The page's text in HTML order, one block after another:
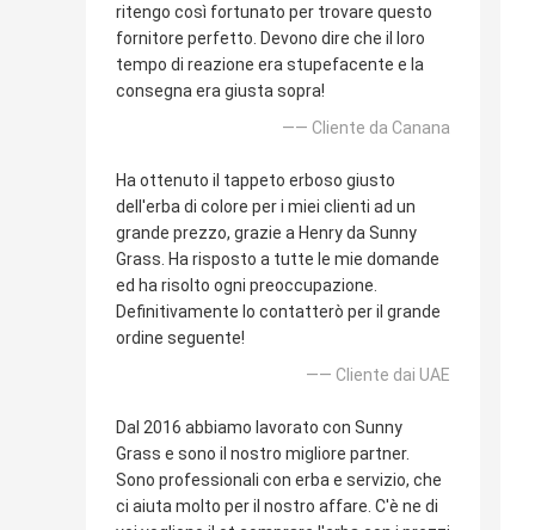
ritengo così fortunato per trovare questo
fornitore perfetto. Devono dire che il loro
tempo di reazione era stupefacente e la
consegna era giusta sopra!
—— Cliente da Canana
Ha ottenuto il tappeto erboso giusto
dell'erba di colore per i miei clienti ad un
grande prezzo, grazie a Henry da Sunny
Grass. Ha risposto a tutte le mie domande
ed ha risolto ogni preoccupazione.
Definitivamente lo contatterò per il grande
ordine seguente!
—— Cliente dai UAE
Dal 2016 abbiamo lavorato con Sunny
Grass e sono il nostro migliore partner.
Sono professionali con erba e servizio, che
ci aiuta molto per il nostro affare. C'è ne di